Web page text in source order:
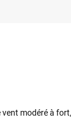
vent modéré à